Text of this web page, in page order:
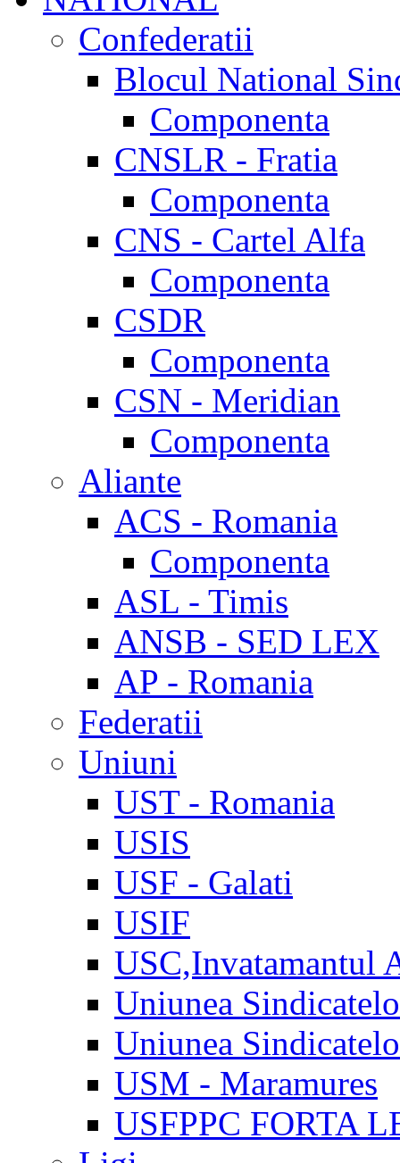
Confederatii
Blocul National
Componenta
CNSLR - Fratia
Componenta
CNS - Cartel Alfa
Componenta
CSDR
Componenta
CSN - Meridian
Componenta
Aliante
ACS - Romania
Componenta
ASL - Timis
ANSB - SED LEX
AP - Romania
Federatii
Uniuni
UST - Romania
USIS
USF - Galati
USIF
USC,Invatamantul
Uniunea
Uniunea
USM - Maramures
USFPPC FORTA